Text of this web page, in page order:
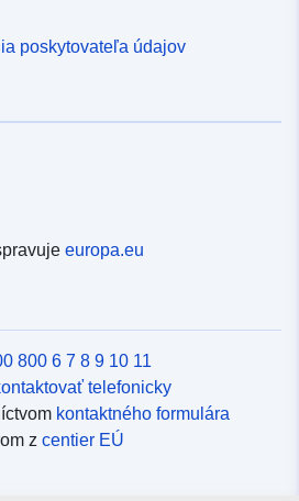
poskytovateľa údajov
europa.eu
800 6 7 8 9 10 11
telefonicky
kontaktného formulára
z centier EÚ